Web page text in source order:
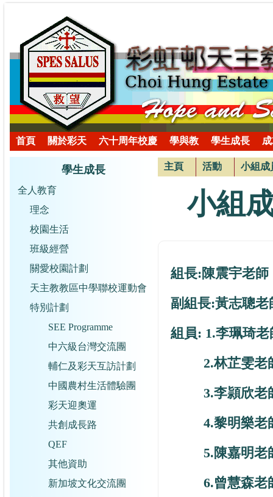
首頁 關於彩天 六十周年校慶 學與教 學生成長
學生成長
全人教育
理念
校園生活
班級經營
關愛校園計劃
天主教教區中學聯校運動會
特別計劃
SEE Programme
中六級台灣交流團
輔仁及彩天互訪計劃
中國農村生活體驗團
彩天迎奧運
共創成長路
QEF
其他資助
新加坡文化交流團
主頁 活動 小組成
小組
組長:陳震宇老師
副組長:黃志聰老
組員: 1.李珮琦老
2.林芷雯老
3.李頴欣老
4.黎明樂老
5.陳嘉明老
6.曾慧森老